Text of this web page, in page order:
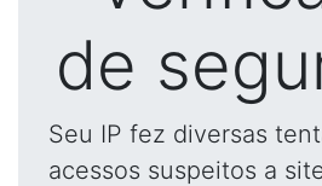
de
Seu IP fez diversas
acessos suspeitos a